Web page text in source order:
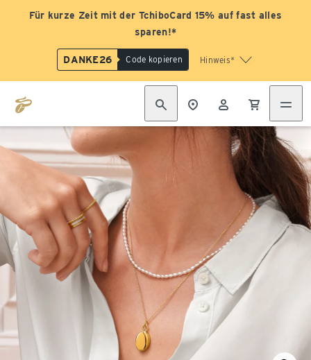
Für kurze Zeit mit der TchiboCard 15% auf fast alles
sparen!*
DANKE26 Code kopieren Hinweis*